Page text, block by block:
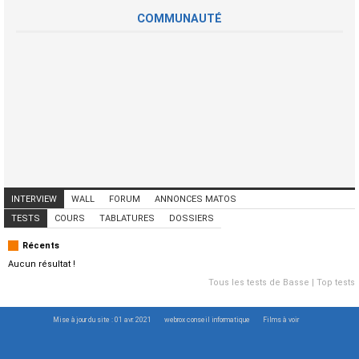
COMMUNAUTÉ
INTERVIEW WALL FORUM
ANNONCES MATOS
ANNONCES MUSICIENS
CONCERTS
TESTS COURS TABLATURES DOSSIERS
Récents
Aucun résultat !
Tous les tests de Basse
Top tests
Mise à jour du site : 01 avr. 2021 webrox conseil informatique Films à voir